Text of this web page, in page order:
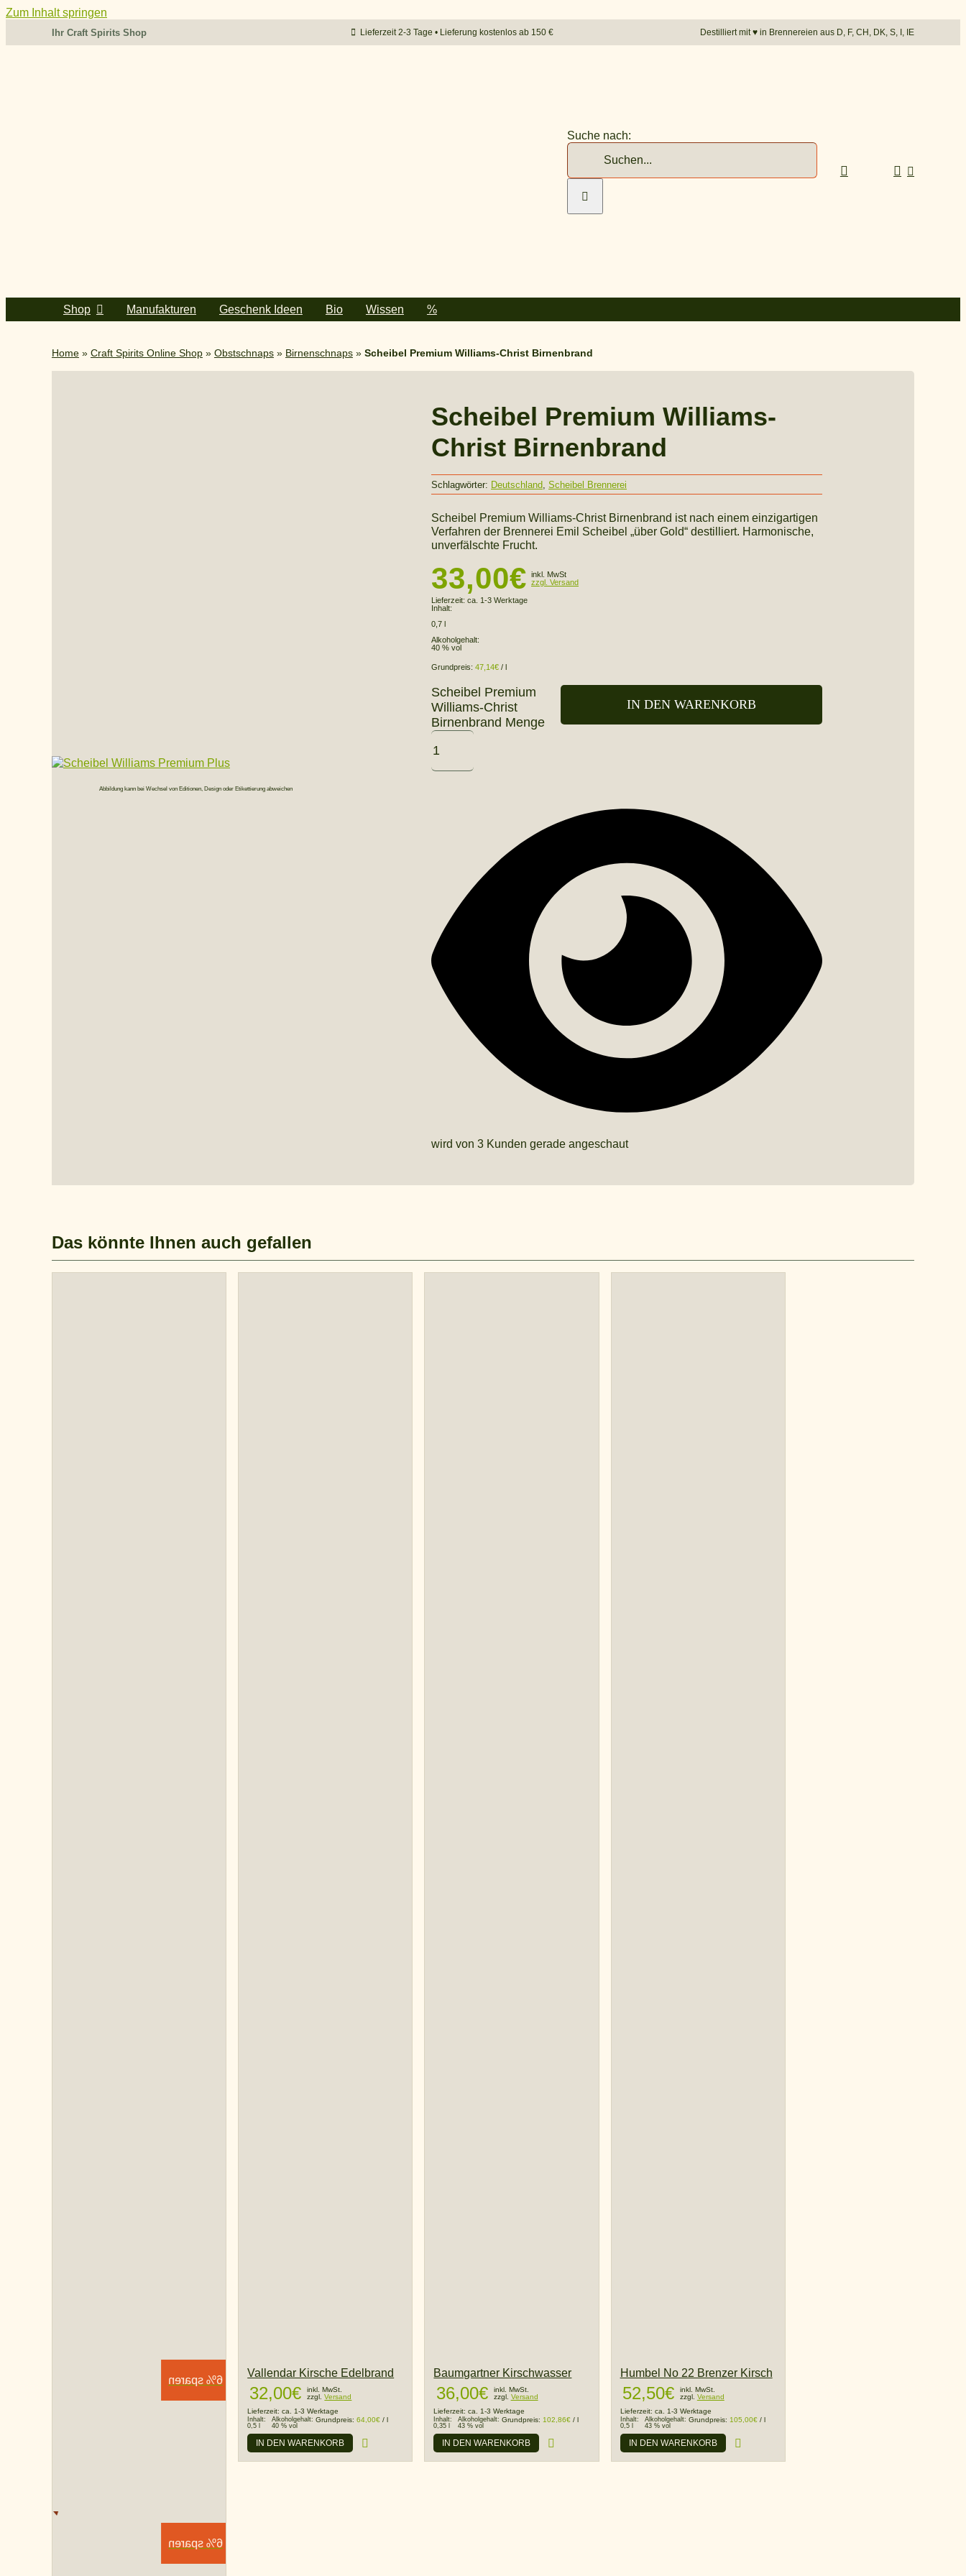
Zum Inhalt springen
Ihr Craft Spirits Shop Lieferzeit 2-3 Tage • Lieferung kostenlos ab 150 € Destilliert mit♥︎ in Brennereien aus D, F, CH, DK, S, I, IE
Suche nach:
Shop Manufakturen Geschenk Ideen Bio Wissen %
Home» Craft Spirits Online Shop» Obstschnaps» Birnenschnaps» Scheibel Premium Williams-Christ Birnenbrand
Abbildung kann bei Wechsel von Editionen, Design oder Etikettierung abweichen
Scheibel Premium Williams-
Christ Birnenbrand
Schlagwörter: Deutschland Scheibel Brennerei
Scheibel Premium Williams-Christ Birnenbrand ist nach einem einzigartigen
Verfahren der Brennerei Emil Scheibel „über Gold“ destilliert. Harmonische,
unverfälschte Frucht.
33,00€ inkl. MwSt
zzgl. Versand
Lieferzeit: ca. 1-3 Werktage
Inhalt:
0,7 l
Alkoholgehalt:
40 % vol
Grundpreis: 47,14€ / l
Scheibel Premium
Williams-Christ
Birnenbrand Menge
IN DEN WARENKORB
wird von 3 Kunden gerade angeschaut
Das könnte Ihnen auch gefallen
6% sparen
6% sparen
Vallendar Kirsche Edelbrand
32,00€
inkl. MwSt.
zzgl.Versand
Lieferzeit:ca. 1-3 Werktage
Inhalt:
0,5 l
Alkoholgehalt:
40 % vol
Grundpreis:64,00€ /l
IN DEN WARENKORB
Baumgartner Kirschwasser
36,00€
inkl. MwSt.
zzgl. Versand
Lieferzeit:ca. 1-3 Werktage
Inhalt:
0,35 l
Alkoholgehalt:
43 % vol
Grundpreis:102,86€ /l
IN DEN WARENKORB
Humbel No 22 Brenzer Kirsch
52,50€
inkl. MwSt.
zzgl. Versand
Lieferzeit: ca. 1-3 Werktage
Inhalt:
0,5 l
Alkoholgehalt:
43 % vol
Grundpreis: 105,00€/ l
IN DEN WARENKORB